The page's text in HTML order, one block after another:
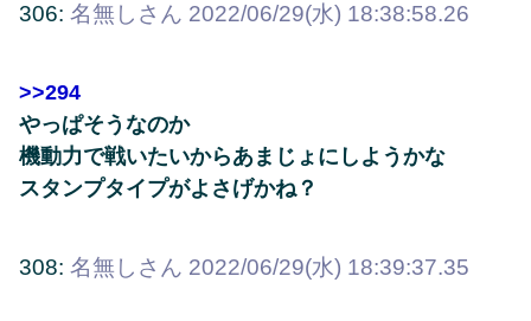
306: 名無しさん 2022/06/29(水) 18:38:58.26
>>294
やっぱそうなのか
機動力で戦いたいからあまじょにしようかな
スタンプタイプがよさげかね？
308: 名無しさん 2022/06/29(水) 18:39:37.35